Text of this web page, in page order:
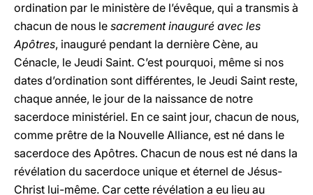
ordination par le ministère de l’évêque, qui a transmis à
chacun de nous le sacrement inauguré avec les
Apôtres, inauguré pendant la dernière Cène, au
Cénacle, le Jeudi Saint. C’est pourquoi, même si nos
dates d’ordination sont différentes, le Jeudi Saint reste,
chaque année, le jour de la naissance de notre
sacerdoce ministériel. En ce saint jour, chacun de nous,
comme prêtre de la Nouvelle Alliance, est né dans le
sacerdoce des Apôtres. Chacun de nous est né dans la
révélation du sacerdoce unique et éternel de Jésus-
Christ lui-même. Car cette révélation a eu lieu au